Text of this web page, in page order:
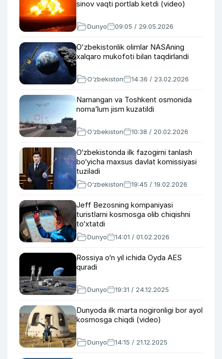
sinov vaqti portlab ketdi (video)
Dunyo 09:05 / 29.05.2026
Oʻzbekistonlik olimlar NASAning
xalqaro mukofoti bilan taqdirlandi
O‘zbekiston 14:36 / 23.02.2026
Namangan va Toshkent osmonida
noma’lum jism kuzatildi
O‘zbekiston 10:38 / 20.02.2026
O‘zbekistonda ilk fazogirni tanlash
bo‘yicha maxsus davlat komissiyasi
tuziladi
O‘zbekiston 19:45 / 19.02.2026
Jeff Bezosning kompaniyasi
turistlarni kosmosga olib chiqishni
to‘xtatdi
Dunyo 14:01 / 01.02.2026
Rossiya o‘n yil ichida Oyda AES
quradi
Dunyo 19:31 / 24.12.2025
Dunyoda ilk marta nogironligi bor ayol
kosmosga chiqdi (video)
Dunyo 14:15 / 21.12.2025